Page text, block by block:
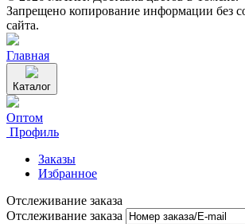
Запрещено копирование информации без
сайта.
Главная
Каталог
Оптом
Профиль
Заказы
Избранное
Отслеживание заказа
Отслеживание заказа